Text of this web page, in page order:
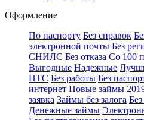
Оформление
По паспорту Без справок
электронной почты Без
СНИЛС Без отказа Со 100
Выгодные Надежные
ПТС Без работы Без
интернет Новые займы
заявка Займы без залога
Денежные займы